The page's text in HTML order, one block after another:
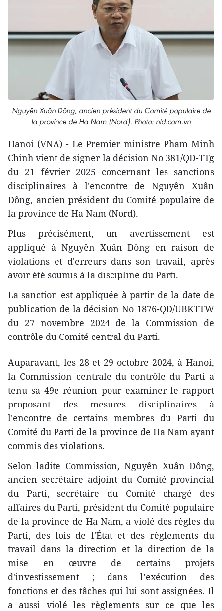
Nguyên Xuân Dông, ancien président du Comité populaire de
la province de Ha Nam (Nord). Photo: nld.com.vn
Hanoi (VNA) - Le Premier ministre Pham Minh
Chinh vient de signer la décision No 381/QD-TTg
du 21 février 2025 concernant les sanctions
disciplinaires à l'encontre de Nguyên Xuân
Dông, ancien président du Comité populaire de
la province de Ha Nam (Nord).
Plus précisément, un avertissement est
appliqué à Nguyên Xuân Dông en raison de
violations et d'erreurs dans son travail, après
avoir été soumis à la discipline du Parti.
La sanction est appliquée à partir de la date de
publication de la décision No 1876-QD/UBKTTW
du 27 novembre 2024 de la Commission de
contrôle du Comité central du Parti.
Auparavant, les 28 et 29 octobre 2024, à Hanoi,
la Commission centrale du contrôle du Parti a
tenu sa 49e réunion pour examiner le rapport
proposant des mesures disciplinaires à
l'encontre de certains membres du Parti du
Comité du Parti de la province de Ha Nam ayant
commis des violations.
Selon ladite Commission, Nguyên Xuân Dông,
ancien secrétaire adjoint du Comité provincial
du Parti, secrétaire du Comité chargé des
affaires du Parti, président du Comité populaire
de la province de Ha Nam, a violé des règles du
Parti, des lois de l'État et des règlements du
travail dans la direction et la direction de la
mise en œuvre de certains projets
d'investissement ; dans l’exécution des
fonctions et des tâches qui lui sont assignées. Il
a aussi violé les règlements sur ce que les